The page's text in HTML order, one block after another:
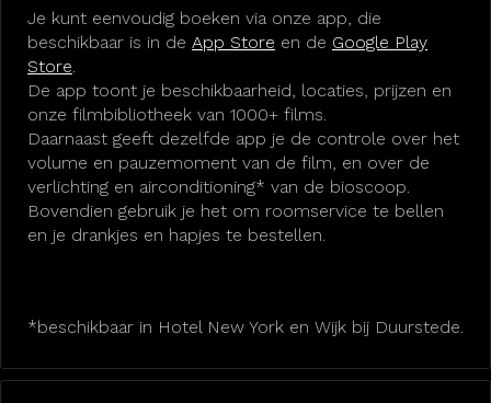
Je kunt eenvoudig boeken via onze app, die
beschikbaar is in de App Store en de Google Play
Store.
De app toont je beschikbaarheid, locaties, prijzen en
onze filmbibliotheek van 1000+ films.
Daarnaast geeft dezelfde app je de controle over het
volume en pauzemoment van de film, en over de
verlichting en airconditioning* van de bioscoop.
Bovendien gebruik je het om roomservice te bellen
en je drankjes en hapjes te bestellen.
*beschikbaar in Hotel New York en Wijk bij Duurstede.